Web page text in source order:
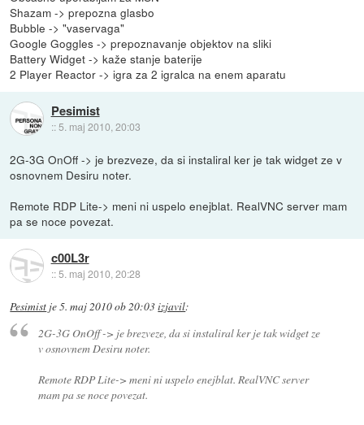
Shazam -> prepozna glasbo
Bubble -> "vaservaga"
Google Goggles -> prepoznavanje objektov na sliki
Battery Widget -> kaže stanje baterije
2 Player Reactor -> igra za 2 igralca na enem aparatu
Pesimist
:: 5. maj 2010, 20:03
2G-3G OnOff -> je brezveze, da si instaliral ker je tak widget ze v
osnovnem Desiru noter.
Remote RDP Lite-> meni ni uspelo enejblat. RealVNC server mam
pa se noce povezat.
c00L3r
::5. maj 2010, 20:28
Pesimist je5. maj 2010 ob 20:03izjavil:
2G-3G OnOff -> je brezveze, da si instaliral ker je tak widget ze
v osnovnem Desiru noter.
Remote RDP Lite-> meni ni uspelo enejblat. RealVNC server
mam pa se noce povezat.